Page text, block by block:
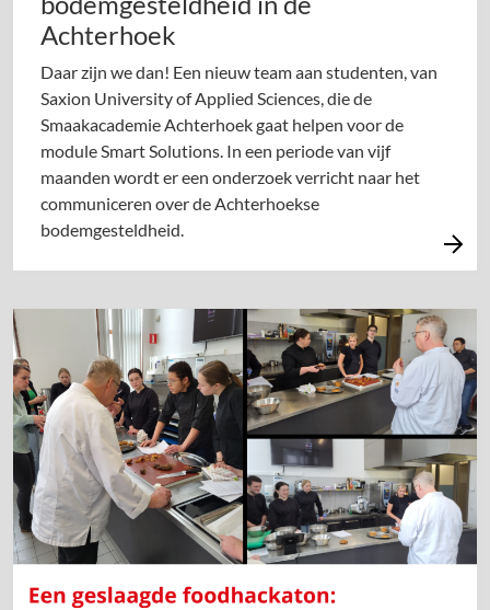
Achterhoek
Daar zijn we dan! Een nieuw team aan studenten, van
Saxion University of Applied Sciences, die de
Smaakacademie Achterhoek gaat helpen voor de
module Smart Solutions. In een periode van vijf
maanden wordt er een onderzoek verricht naar het
communiceren over de Achterhoekse
bodemgesteldheid.